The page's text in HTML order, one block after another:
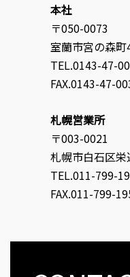
本社
〒050-0073
室蘭市宮の森
TEL.0143-47-
FAX.0143-47-
札幌営業所
〒003-0021
札幌市白石区
TEL.011-799-
FAX.011-799-